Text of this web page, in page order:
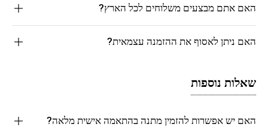
האם אתם מבצעים משלוחים לכל הארץ?
האם ניתן לאסוף את ההזמנה עצמאית?
שאלות נוספות
האם יש אפשרות להזמין מתנה בהתאמה אישית מלאה?